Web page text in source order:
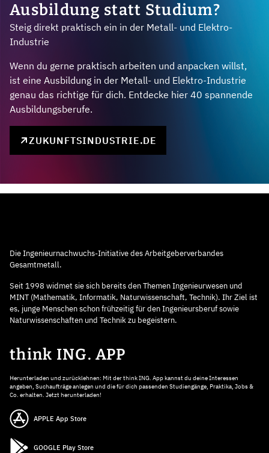
Ausbildung statt Studium?
Steig direkt praktisch ein in der Metall- und Elektro-
Industrie
Wenn du gerne praktisch arbeiten und anpacken willst,
ist eine Ausbildung in der Metall- und Elektro-Industrie
genau das richtige für dich. Entdecke hier 40 spannende
Ausbildungsberufe.
ZUKUNFTSINDUSTRIE.DE
Die Ingenieurnachwuchs-Initiative des Arbeitgeberverbandes
Gesamtmetall.
Seit 1998 widmet sie sich bereits den Themen Ingenieurwesen und
MINT (Mathematik, Informatik, Naturwissenschaft, Technik). Ihr Ziel ist
es, junge Menschen schon frühzeitig für den Ingenieursberuf sowie
Naturwissenschaften und Technik zu begeistern.
think ING. APP
Herunterladen und zurücklehnen: Mit der think ING. App kannst du deine Interessen
angeben, Suchaufträge anlegen und die für dich passenden Studiengänge, Praktika, Jobs &
Co. erhalten. Jetzt herunterladen!
APPLE App Store
GOOGLE Play Store